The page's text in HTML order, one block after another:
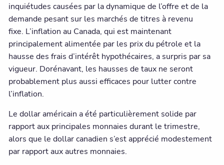
inquiétudes causées par la dynamique de l’offre et de la
demande pesant sur les marchés de titres à revenu
fixe. L’inflation au Canada, qui est maintenant
principalement alimentée par les prix du pétrole et la
hausse des frais d’intérêt hypothécaires, a surpris par sa
vigueur. Dorénavant, les hausses de taux ne seront
probablement plus aussi efficaces pour lutter contre
l’inflation.
Le dollar américain a été particulièrement solide par
rapport aux principales monnaies durant le trimestre,
alors que le dollar canadien s’est apprécié modestement
par rapport aux autres monnaies.